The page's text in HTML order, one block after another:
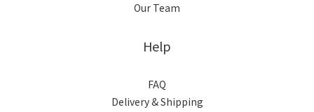
Our Team
Help
FAQ
Delivery & Shipping